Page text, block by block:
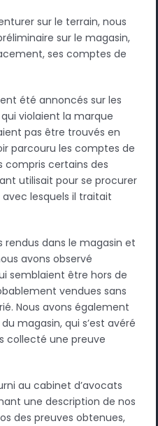
sur le terrain, nous
sur le magasin,
ses comptes de
été annoncés sur les
violaient la marque
pas être trouvés en
parcouru les comptes de
compris certains des
utilisait pour se procurer
lesquels il traitait
rendus dans le magasin et
avons observé
semblaient être hors de
vendues sans
Nous avons également
magasin, qui s’est avéré
collecté une preuve
au cabinet d’avocats
une description de nos
des preuves obtenues,